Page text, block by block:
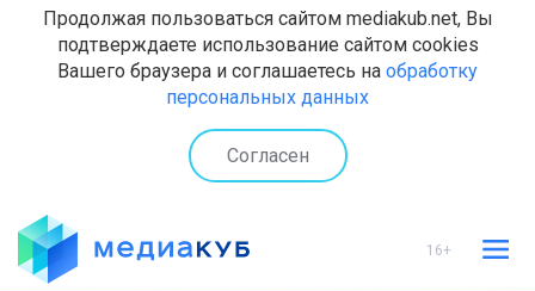
Продолжая пользоваться сайтом mediakub.net, Вы
подтверждаете использование сайтом cookies
Вашего браузера и соглашаетесь на обработку
персональных данных
Согласен
16+